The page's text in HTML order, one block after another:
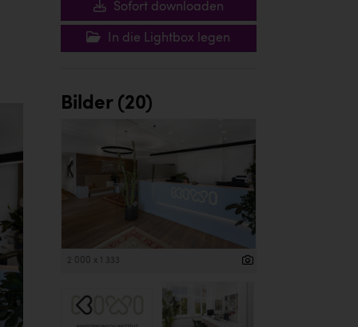
Sofort downloaden
In die Lightbox legen
Bilder (20)
2 000 x 1 333